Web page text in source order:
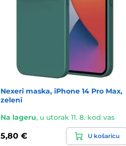
Nexeri maska, iPhone 14 Pro Max,
zeleni
Na lageru, u utorak 11. 8. kod vas
5,80 € U košaricu